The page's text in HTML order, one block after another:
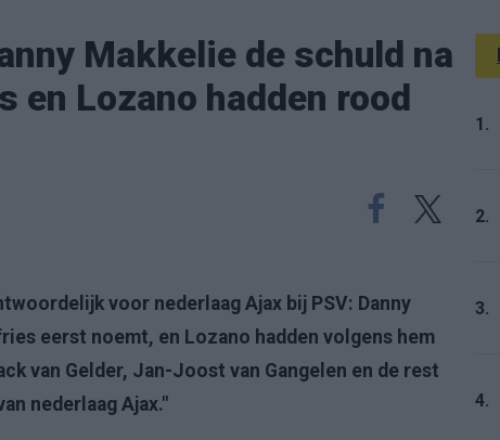
Makkelie de schuld na
en Lozano hadden rood
voor nederlaag Ajax bij PSV: Danny
eerst noemt, en Lozano hadden volgens hem
van Gelder, Jan-Joost van Gangelen en de rest
nederlaag Ajax."
1.
2.
3.
4.